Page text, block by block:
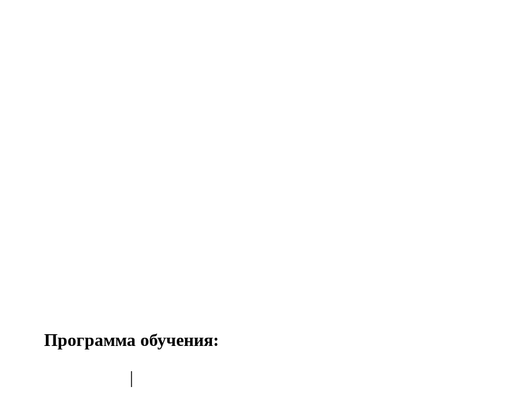
Программа обучения:
|